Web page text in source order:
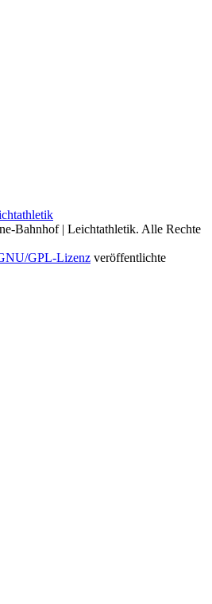
Bahnhof | Leichtathletik. Alle Rechte
GPL-Lizenz veröffentlichte